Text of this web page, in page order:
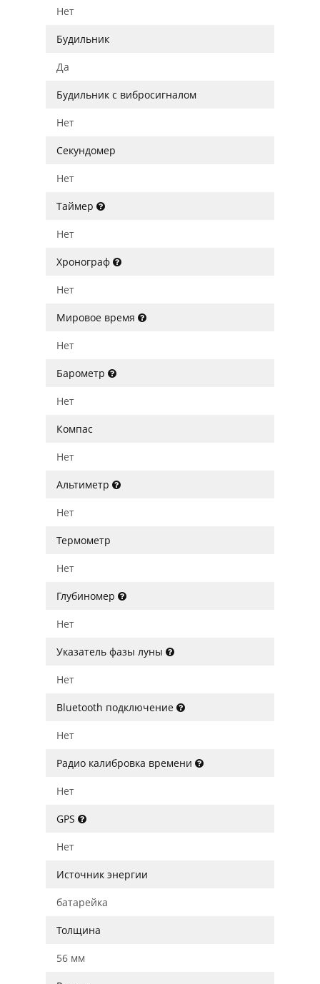
Нет
Будильник
Да
Будильник с вибросигналом
Нет
Секундомер
Нет
Таймер
Нет
Хронограф
Нет
Мировое время
Нет
Барометр
Нет
Компас
Нет
Альтиметр
Нет
Термометр
Нет
Глубиномер
Нет
Указатель фазы луны
Нет
Bluetooth подключение
Нет
Радио калибровка времени
Нет
GPS
Нет
Источник энергии
батарейка
Толщина
56 мм